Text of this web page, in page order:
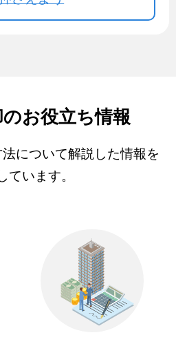
お役立ち情報
について解説した情報を
ています。